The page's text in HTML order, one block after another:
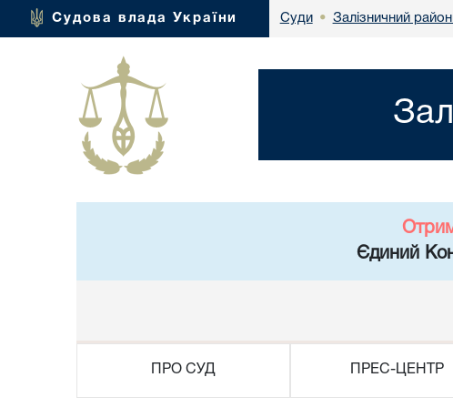
Судова влада України Суди • Залізничний
Єдиний
ПРО СУД ПРЕС-ЦЕНТР